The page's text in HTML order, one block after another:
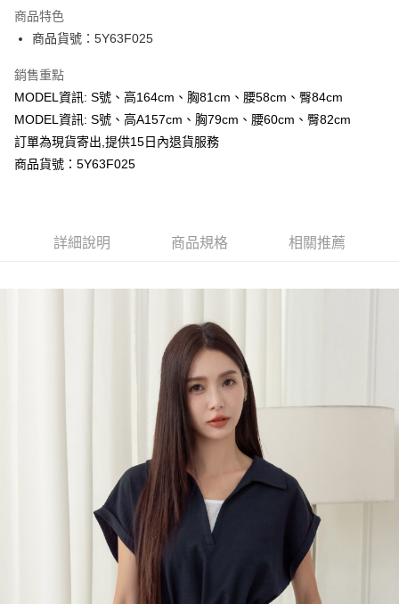
Apple Pay
Google Pay
運送方式
全家取貨付款
每筆NT$80，滿NT$699(含以上)免運費
7-11取貨付款
每筆NT$80，滿NT$699(含以上)免運費
每筆NT$120，滿NT$699(含以上)免運費
商品特色
商品貨號：5Y63F025
銷售重點
MODEL資訊: S號、高164cm、胸81cm、腰58cm、臀84cm
MODEL資訊: S號、高A157cm、胸79cm、腰60cm、臀82cm
訂單為現貨寄出,提供15日內退貨服務
商品貨號：5Y63F025
詳細說明 商品規格 相關推薦